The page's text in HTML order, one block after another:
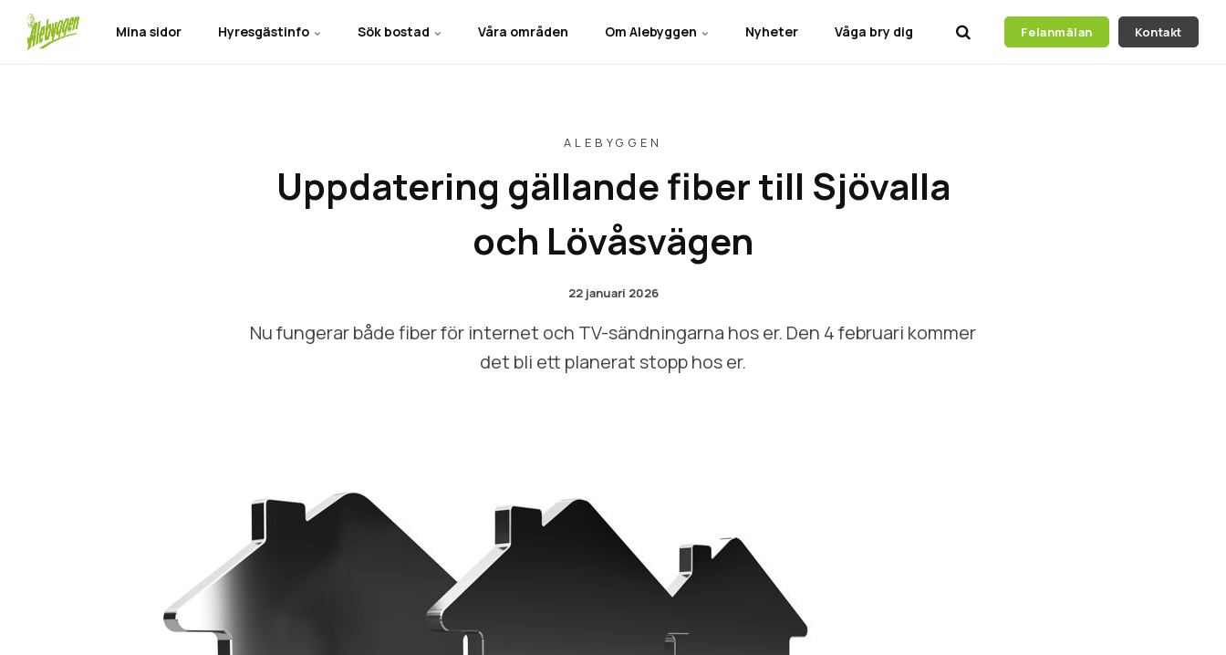
Mina sidor Hyresgästinfo Sök bostad Våra områden Om Alebyggen Nyheter Våga bry dig Felanmälan Kontakt
ALEBYGGEN
Uppdatering gällande fiber till Sjövalla
och Lövåsvägen
22 januari 2026
Nu fungerar både fiber för internet och TV-sändningarna hos er. Den 4 februari kommer
det bli ett planerat stopp hos er.